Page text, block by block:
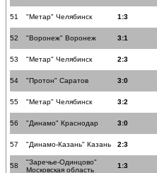
51 "Метар" Челябинск 1:3
52 "Воронеж" Воронеж 3:1
53 "Метар" Челябинск 2:3
54 "Протон" Саратов 3:0
55 "Метар" Челябинск 3:2
56 "Динамо" Краснодар 3:0
57 "Динамо-Казань" Казань 2:3
58
"Заречье-Одинцово"
Московская область
1:3